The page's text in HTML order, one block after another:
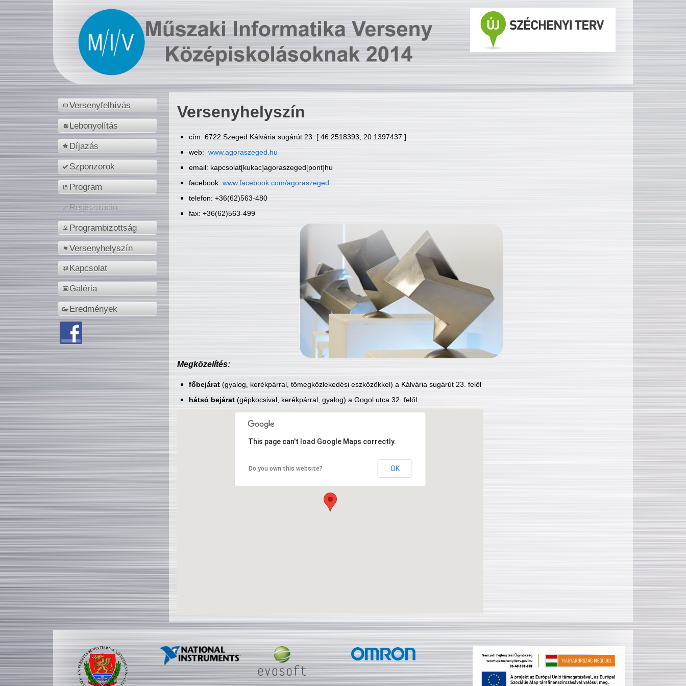
Versenyfelhívás
Lebonyolítás
Díjazás
Szponzorok
Program
Regisztráció
Programbizottság
Versenyhelyszín
Kapcsolat
Galéria
Eredmények
Versenyhelyszín
cím: 6722 Szeged Kálvária sugárút 23. [ 46.2518393, 20.1397437 ]
web: www.agoraszeged.hu
email: kapcsolat[kukac]agoraszeged[pont]hu
facebook: www.facebook.com/agoraszeged
telefon: +36(62)563-480
fax: +36(62)563-499
Megközelítés:
főbejárat(gyalog, kerékpárral, tömegközlekedési eszközökkel) a Kálvária sugárút 23. felől
hátsó bejárat(gépkocsival, kerékpárral, gyalog) a Gogol utca 32. felől
This page can't load Google Maps correctly.
Do you own this website? OK